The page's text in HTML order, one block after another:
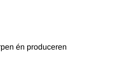
én produceren